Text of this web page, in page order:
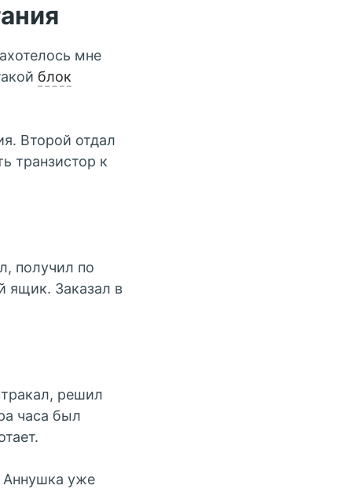
мне
блок
Второй отдал
транзистор к
получил по
ящик. Заказал в
решил
часа был
Аннушка уже